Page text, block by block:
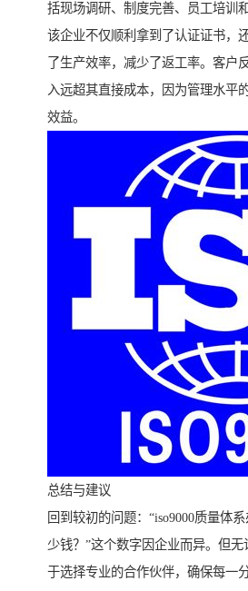
括现场调研、制度完善、员工培训
该企业不仅顺利拿到了认证证书，
了生产效率，减少了返工率。客户
入远超其直接成本，因为管理水平
效益。
总结与建议
回到较初的问题：“iso9000质量体
少钱？”这个数字因企业而异。但
于选择专业的合作伙伴，确保每一